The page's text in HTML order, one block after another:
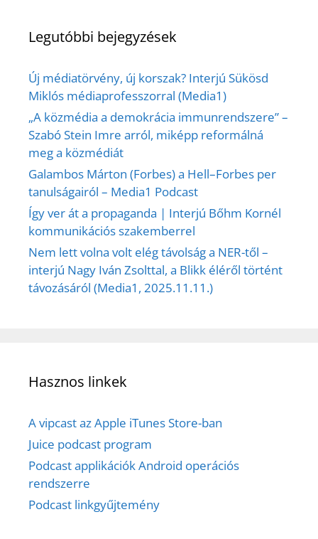
Legutóbbi bejegyzések
Új médiatörvény, új korszak? Interjú Sükösd
Miklós médiaprofesszorral (Media1)
„A közmédia a demokrácia immunrendszere” –
Szabó Stein Imre arról, miképp reformálná
meg a közmédiát
Galambos Márton (Forbes) a Hell–Forbes per
tanulságairól – Media1 Podcast
Így ver át a propaganda | Interjú Bőhm Kornél
kommunikációs szakemberrel
Nem lett volna volt elég távolság a NER-től –
interjú Nagy Iván Zsolttal, a Blikk éléről történt
távozásáról (Media1, 2025.11.11.)
Hasznos linkek
A vipcast az Apple iTunes Store-ban
Juice podcast program
Podcast applikációk Android operációs
rendszerre
Podcast linkgyűjtemény